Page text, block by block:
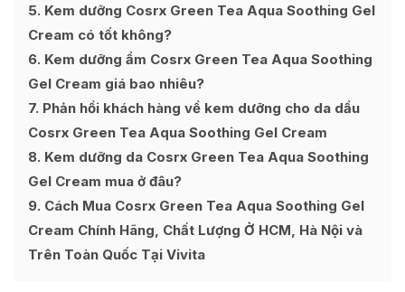
5 Kem dưỡng Cosrx Green Tea Aqua Soothing Gel
Cream có tốt không?
6 Kem dưỡng ẩm Cosrx Green Tea Aqua Soothing
Gel Cream giá bao nhiêu?
7 Phản hồi khách hàng về kem dưỡng cho da dầu
Cosrx Green Tea Aqua Soothing Gel Cream
8 Kem dưỡng da Cosrx Green Tea Aqua Soothing
Gel Cream mua ở đâu?
9 Cách Mua Cosrx Green Tea Aqua Soothing Gel
Cream Chính Hãng, Chất Lượng Ở HCM, Hà Nội và
Trên Toàn Quốc Tại Vivita